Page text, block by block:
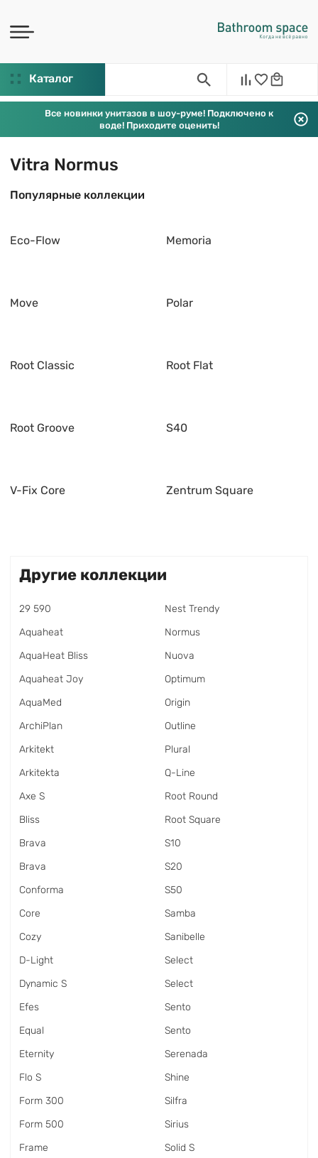
Каталог
Все новинки унитазов в шоу-руме! Подключено к
воде! Приходите оценить!
Vitra Normus
Популярные коллекции
Eco-Flow Memoria
Move Polar
Root Classic Root Flat
Root Groove S40
V-Fix Core Zentrum Square
Другие коллекции
29 590
Aquaheat
AquaHeat Bliss
Aquaheat Joy
AquaMed
ArchiPlan
Arkitekt
Arkitekta
Axe S
Bliss
Brava
Brava
Conforma
Core
Cozy
D-Light
Dynamic S
Efes
Equal
Eternity
Flo S
Form 300
Form 500
Frame
Nest Trendy
Normus
Nuova
Optimum
Origin
Outline
Plural
Q-Line
Root Round
Root Square
S10
S20
S50
Samba
Sanibelle
Select
Select
Sento
Sento
Serenada
Shine
Silfra
Sirius
Solid S